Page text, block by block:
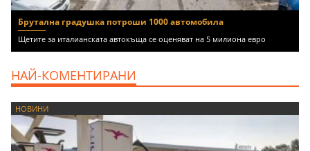
Брутална градушка потроши 1000 автомобила
Щетите за италианската автокъща се оценяват на 5 милиона евро
НАЙ-КОМЕНТИРАНИ
НОВИНИ